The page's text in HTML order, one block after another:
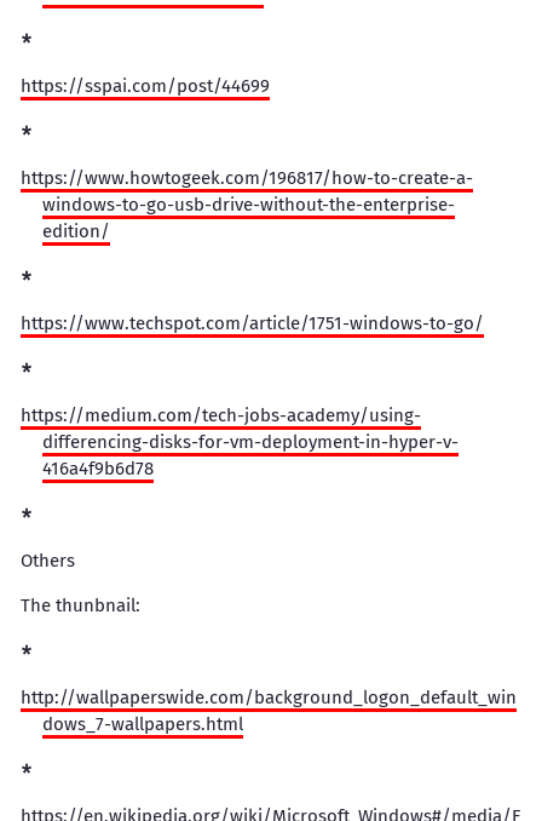
https://sspai.com/post/44699
https://www.howtogeek.com/196817/how-to-create-a-
windows-to-go-usb-drive-without-the-enterprise-
edition/
https://www.techspot.com/article/1751-windows-to-go/
https://medium.com/tech-jobs-academy/using-
differencing-disks-for-vm-deployment-in-hyper-v-
416a4f9b6d78
Others
The thunbnail:
http://wallpaperswide.com/background_logon_default_win
dows_7-wallpapers.html
https://en.wikipedia.org/wiki/Microsoft_Windows#/media/F